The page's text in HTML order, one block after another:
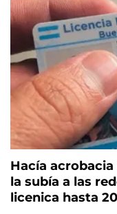
Hacía
la subía a las
licenica hasta